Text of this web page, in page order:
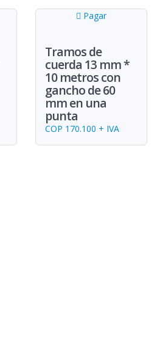
Pagar
Tramos de
cuerda 13 mm *
10 metros con
gancho de 60
mm en una
punta
COP 170.100 + IVA